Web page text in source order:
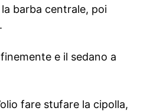
barba centrale, poi
e il sedano a
fare stufare la cipolla,